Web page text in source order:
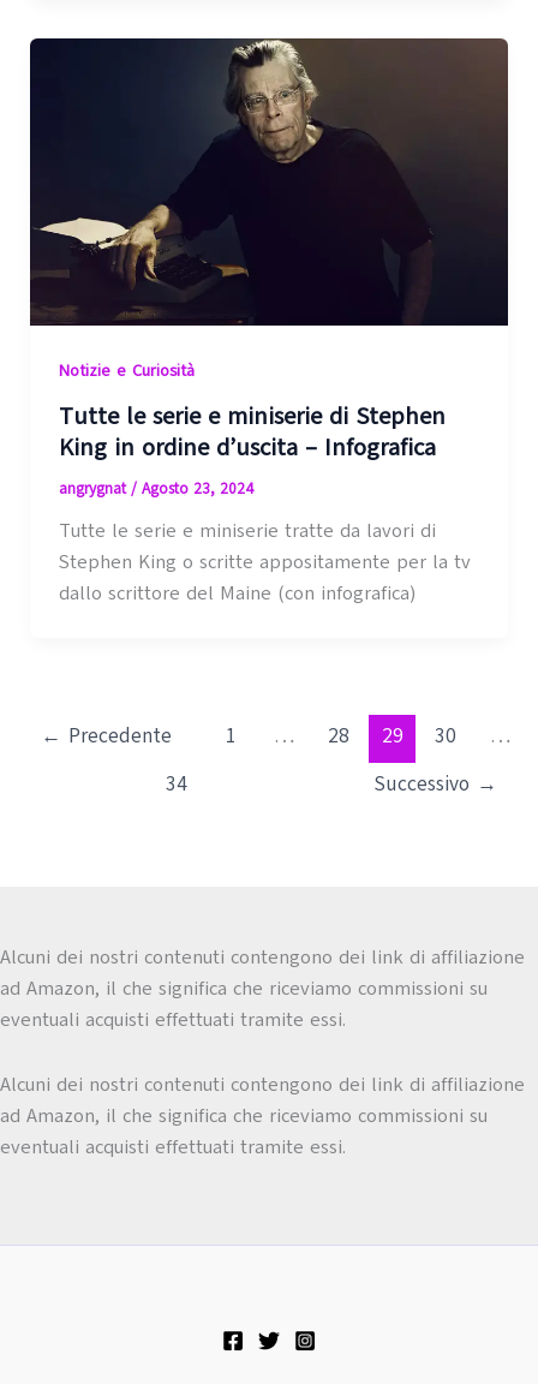
Notizie e Curiosità
Tutte le serie e miniserie di Stephen
King in ordine d’uscita – Infografica
angrygnat/ Agosto 23, 2024
Tutte le serie e miniserie tratte da lavori di
Stephen King o scritte appositamente per la tv
dallo scrittore del Maine (con infografica)
← Precedente 1 … 28 29 30
…
34
Successivo →
Alcuni dei nostri contenuti contengono dei link di affiliazione
ad Amazon, il che significa che riceviamo commissioni su
eventuali acquisti effettuati tramite essi.
Alcuni dei nostri contenuti contengono dei link di affiliazione
ad Amazon, il che significa che riceviamo commissioni su
eventuali acquisti effettuati tramite essi.